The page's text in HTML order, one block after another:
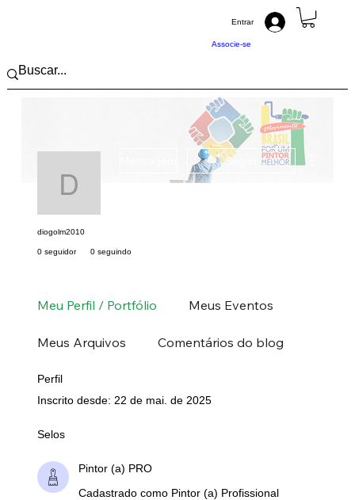
Associe-se
Entrar
diogolm2010
Seguir
diogolm2010
0 seguidor 0 seguindo
Meu Perfil / Portfólio Meus Eventos
Meus Arquivos Comentários do blog
Perfil
Inscrito desde: 22 de mai. de 2025
Selos
Pintor (a) PRO
Cadastrado como Pintor (a) Profissional